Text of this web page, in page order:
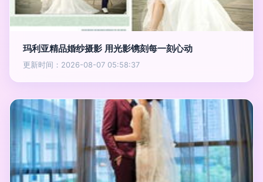
玛利亚精品婚纱摄影 用光影镌刻每一刻心动
更新时间：2026-08-07 05:58:37